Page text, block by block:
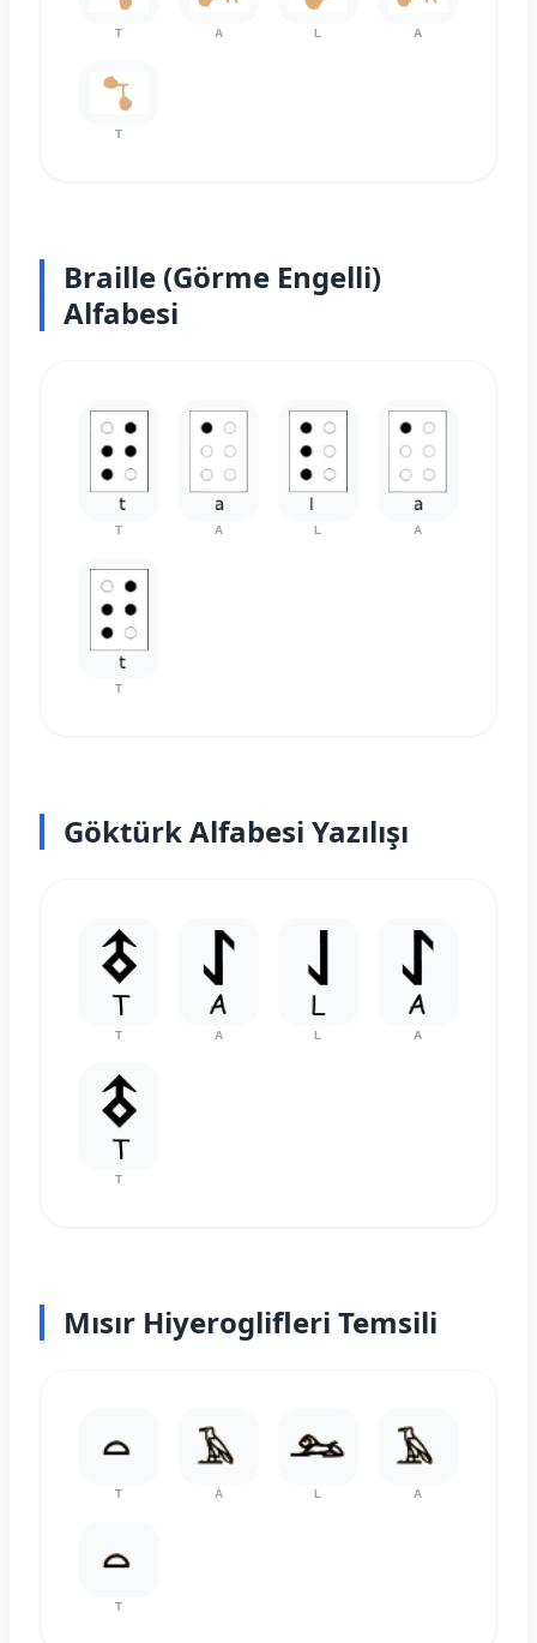
T A L A
T
Braille (Görme Engelli)
Alfabesi
T A L A
T
Göktürk Alfabesi Yazılışı
T A L A
T
Mısır Hiyeroglifleri Temsili
T A L A
T